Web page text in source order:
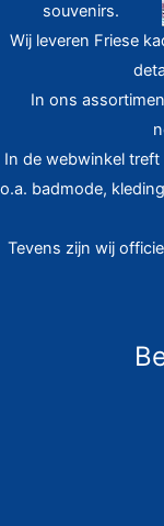
souvenirs.
Wij leveren Friese
In ons
In de webwinkel
o.a. badmode,
Tevens zijn wij